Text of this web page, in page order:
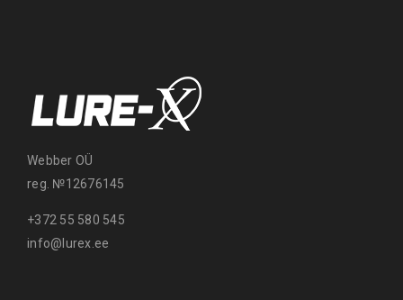
Webber OÜ
reg. №12676145
+372 55 580 545
info@lurex.ee